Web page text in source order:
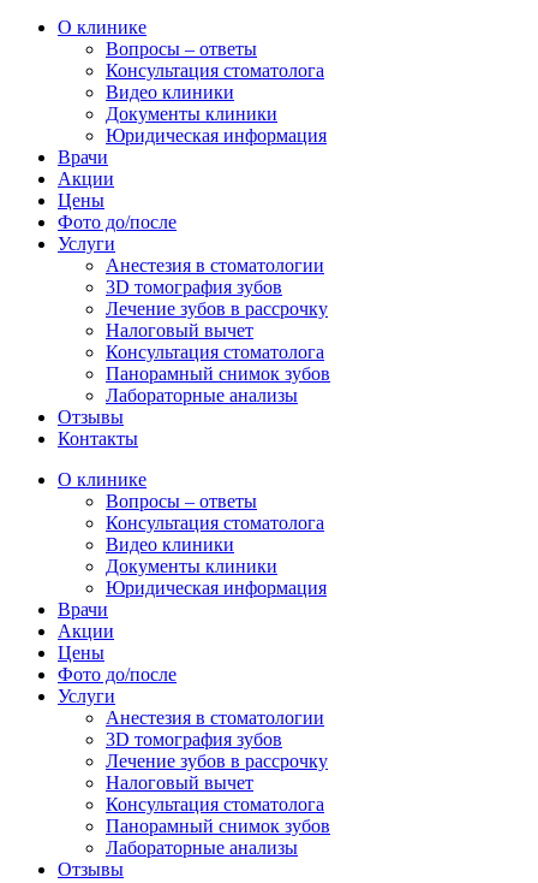
О клинике
Вопросы – ответы
Консультация стоматолога
Видео клиники
Документы клиники
Юридическая информация
Врачи
Акции
Цены
Фото до/после
Услуги
Анестезия в стоматологии
3D томография зубов
Лечение зубов в рассрочку
Налоговый вычет
Консультация стоматолога
Панорамный снимок зубов
Лабораторные анализы
Отзывы
Контакты
О клинике
Вопросы – ответы
Консультация стоматолога
Видео клиники
Документы клиники
Юридическая информация
Врачи
Акции
Цены
Фото до/после
Услуги
Анестезия в стоматологии
3D томография зубов
Лечение зубов в рассрочку
Налоговый вычет
Консультация стоматолога
Панорамный снимок зубов
Лабораторные анализы
Отзывы